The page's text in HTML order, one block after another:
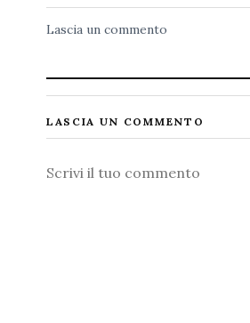
Lascia un commento
LASCIA UN COMMENTO
Commento